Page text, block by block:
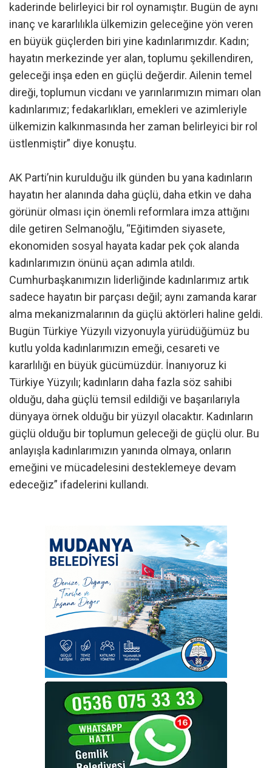
kaderinde belirleyici bir rol oynamıştır. Bugün de aynı
inanç ve kararlılıkla ülkemizin geleceğine yön veren
en büyük güçlerden biri yine kadınlarımızdır. Kadın;
hayatın merkezinde yer alan, toplumu şekillendiren,
geleceği inşa eden en güçlü değerdir. Ailenin temel
direği, toplumun vicdanı ve yarınlarımızın mimarı olan
kadınlarımız; fedakarlıkları, emekleri ve azimleriyle
ülkemizin kalkınmasında her zaman belirleyici bir rol
üstlenmiştir” diye konuştu.
AK Parti’nin kurulduğu ilk günden bu yana kadınların
hayatın her alanında daha güçlü, daha etkin ve daha
görünür olması için önemli reformlara imza attığını
dile getiren Selmanoğlu, “Eğitimden siyasete,
ekonomiden sosyal hayata kadar pek çok alanda
kadınlarımızın önünü açan adımla atıldı.
Cumhurbaşkanımızın liderliğinde kadınlarımız artık
sadece hayatın bir parçası değil; aynı zamanda karar
alma mekanizmalarının da güçlü aktörleri haline geldi.
Bugün Türkiye Yüzyılı vizyonuyla yürüdüğümüz bu
kutlu yolda kadınlarımızın emeği, cesareti ve
kararlılığı en büyük gücümüzdür. İnanıyoruz ki
Türkiye Yüzyılı; kadınların daha fazla söz sahibi
olduğu, daha güçlü temsil edildiği ve başarılarıyla
dünyaya örnek olduğu bir yüzyıl olacaktır. Kadınların
güçlü olduğu bir toplumun geleceği de güçlü olur. Bu
anlayışla kadınlarımızın yanında olmaya, onların
emeğini ve mücadelesini desteklemeye devam
edeceğiz” ifadelerini kullandı.